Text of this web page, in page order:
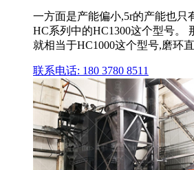
一方面是产能偏小,5r的产能也只
HC系列中的HC1300这个型号。
就相当于HC1000这个型号,磨环
联系电话: 180 3780 8511